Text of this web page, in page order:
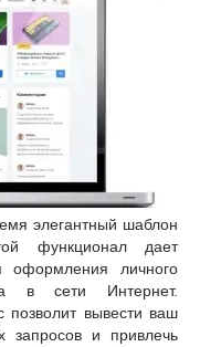
элегантный шаблон
функционал дает
оформления личного
в сети Интернет.
вывести ваш
запросов и привлечь